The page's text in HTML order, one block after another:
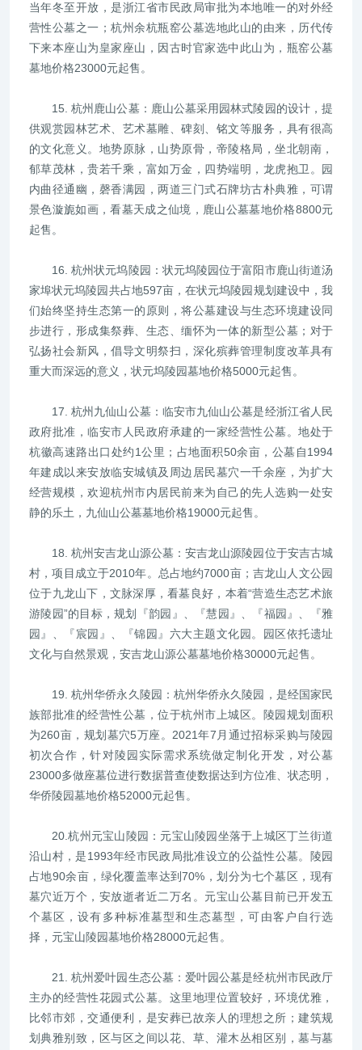
当年冬至开放，是浙江省市民政局审批为本地唯一的对外经
营性公墓之一；杭州余杭瓶窑公墓选地此山的由来，历代传
下来本座山为皇家座山，因古时官家选中此山为，瓶窑公墓
墓地价格23000元起售。
15. 杭州鹿山公墓：鹿山公墓采用园林式陵园的设计，提
供观赏园林艺术、艺术墓雕、碑刻、铭文等服务，具有很高
的文化意义。地势原脉，山势原骨，帝陵格局，坐北朝南，
郁草茂林，贵若千乘，富如万金，四势端明，龙虎抱卫。园
内曲径通幽，磬香满园，两道三门式石牌坊古朴典雅，可谓
景色漩旎如画，看墓天成之仙境，鹿山公墓墓地价格8800元
起售。
16. 杭州状元坞陵园：状元坞陵园位于富阳市鹿山街道汤
家埠状元坞陵园共占地597亩，在状元坞陵园规划建设中，我
们始终坚持生态第一的原则，将公墓建设与生态环境建设同
步进行，形成集祭葬、生态、缅怀为一体的新型公墓；对于
弘扬社会新风，倡导文明祭扫，深化殡葬管理制度改革具有
重大而深远的意义，状元坞陵园墓地价格5000元起售。
17. 杭州九仙山公墓：临安市九仙山公墓是经浙江省人民
政府批准，临安市人民政府承建的一家经营性公墓。地处于
杭徽高速路出口处约1公里；占地面积50余亩，公墓自1994
年建成以来安放临安城镇及周边居民墓穴一千余座，为扩大
经营规模，欢迎杭州市内居民前来为自己的先人选购一处安
静的乐土，九仙山公墓墓地价格19000元起售。
18. 杭州安吉龙山源公墓：安吉龙山源陵园位于安吉古城
村，项目成立于2010年。总占地约7000亩；吉龙山人文公园
位于九龙山下，文脉深厚，看墓良好，本着“营造生态艺术旅
游陵园”的目标，规划『韵园』、『慧园』、『福园』、『雅
园』、『宸园』、『锦园』六大主题文化园。园区依托遗址
文化与自然景观，安吉龙山源公墓墓地价格30000元起售。
19. 杭州华侨永久陵园：杭州华侨永久陵园，是经国家民
族部批准的经营性公墓，位于杭州市上城区。陵园规划面积
为260亩，规划墓穴5万座。2021年7月通过招标采购与陵园
初次合作，针对陵园实际需求系统做定制化开发，对公墓
23000多做座墓位进行数据普查使数据达到方位准、状态明，
华侨陵园墓地价格52000元起售。
20.杭州元宝山陵园：元宝山陵园坐落于上城区丁兰街道
沿山村，是1993年经市民政局批准设立的公益性公墓。陵园
占地90余亩，绿化覆盖率达到70%，划分为七个墓区，现有
墓穴近万个，安放逝者近二万名。元宝山公墓目前已开发五
个墓区，设有多种标准墓型和生态墓型，可由客户自行选
择，元宝山陵园墓地价格28000元起售。
21. 杭州爱叶园生态公墓：爱叶园公墓是经杭州市民政厅
主办的经营性花园式公墓。这里地理位置较好，环境优雅，
比邻市郊，交通便利，是安葬已故亲人的理想之所；建筑规
划典雅别致，区与区之间以花、草、灌木丛相区别，墓与墓